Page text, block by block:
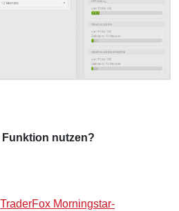
Funktion nutzen?
TraderFox Morningstar-